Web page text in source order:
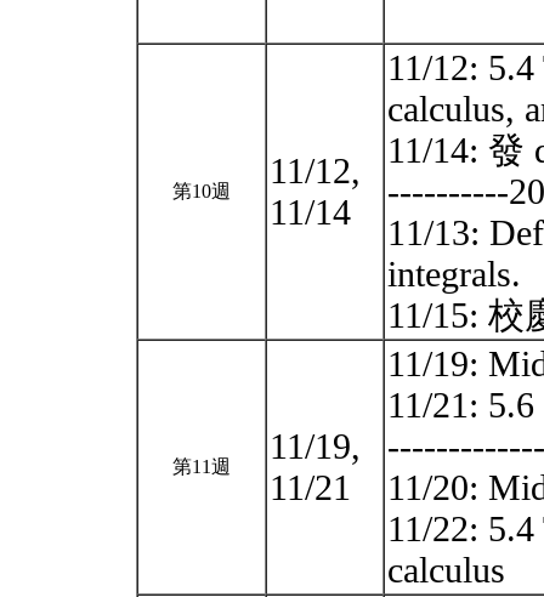
第10週
11/12,
11/14
11/12:
calculus,
11/14: 發
----------
11/13:
integrals.
11/15: 校
第11週
11/19,
11/21
11/19:
11/21: 5.6
11/20:
11/22:
calculus